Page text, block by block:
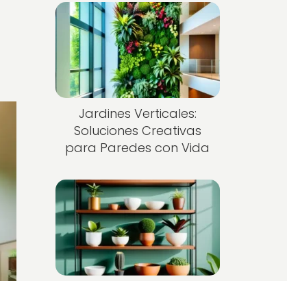
Jardines Verticales:
Soluciones Creativas
para Paredes con Vida